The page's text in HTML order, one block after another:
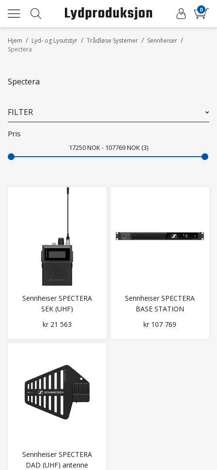
0
/
Hjem /
Lyd- og Lysutstyr /
Trådløse Systemer /
Sennheiser
Spectera
Spectera
FILTER
Pris
17250NOK 107769NOK 3
Sennheiser SPECTERA
SEK (UHF)
kr 21 563
Sennheiser SPECTERA
BASE STATION
kr 107 769
Sennheiser SPECTERA
DAD (UHF) antenne